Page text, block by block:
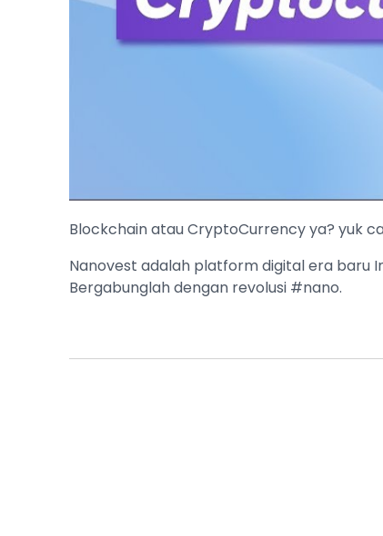
Blockchain atau CryptoCurrency ya? yuk
Nanovest adalah platform digital era baru
Bergabunglah dengan revolusi #nano.